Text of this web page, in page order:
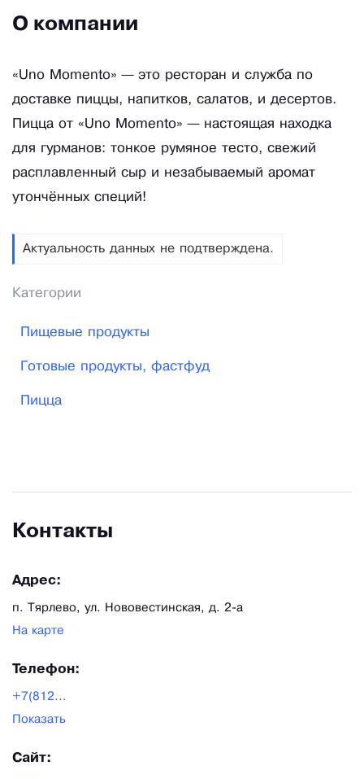
О компании
«Uno Momento» — это ресторан и служба по
доставке пиццы, напитков, салатов, и десертов.
Пицца от «Uno Momento» — настоящая находка
для гурманов: тонкое румяное тесто, свежий
расплавленный сыр и незабываемый аромат
утончённых специй!
Актуальность данных не подтверждена.
Категории
Пищевые продукты
Готовые продукты, фастфуд
Пицца
Контакты
Адрес:
п. Тярлево, ул. Нововестинская, д. 2-а
На карте
Телефон:
+7(812...
Показать
Сайт: